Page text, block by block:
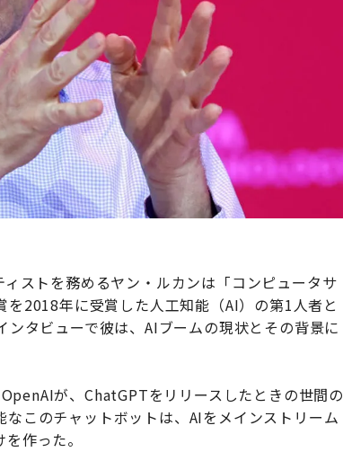
ストを務めるヤン・ルカンは「コンピュータサ
2018年に受賞した人工知能（AI）の第1人者と
タビューで彼は、AIブームの現状とその背景に
が、ChatGPTをリリースしたときの世間の
このチャットボットは、AIをメインストリーム
作った。